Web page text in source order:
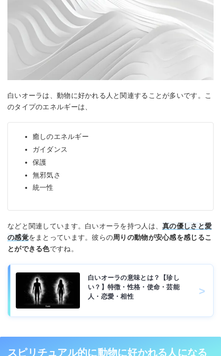
白いオーラは、動物に好かれる人と関連することが多いです。こ
のタイプのエネルギーは、
癒しのエネルギー
ガイダンス
保護
無邪気さ
統一性
などと関連しています。白いオーラを持つ人は、真の優しさと愛
の感覚をまとっています。彼らの周りの動物が安心感を感じるこ
とができる色ですね。
白いオーラの意味とは？【珍し
い？】特徴・性格・使命・芸能
人・恋愛・相性
スピリチュアル的に動物に好かれる人になる